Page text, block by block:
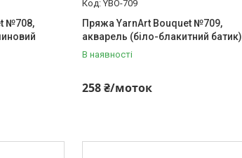
№708,
YBO-709
Пряжа YarnArt Bouquet №709,
акварель (біло-блакитний батик)
В наявності
258 ₴/моток